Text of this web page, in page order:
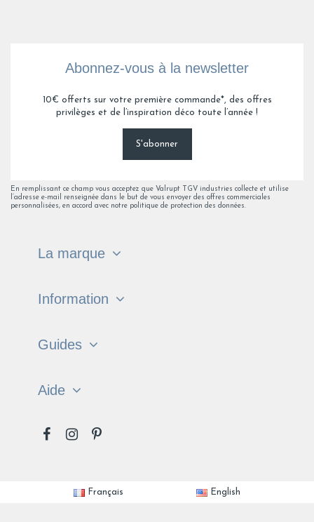
Abonnez-vous à la newsletter
10€ offerts sur votre première commande*, des offres
privilèges et de l’inspiration déco toute l’année !
S'abonner
En remplissant ce champ vous acceptez que Valrupt TGV industries collecte et utilise
l’adresse e-mail renseignée dans le but de vous envoyer des offres commerciales
personnalisées, en accord avec notre politique de protection des données.
La marque
Information
Guides
Aide
Français English